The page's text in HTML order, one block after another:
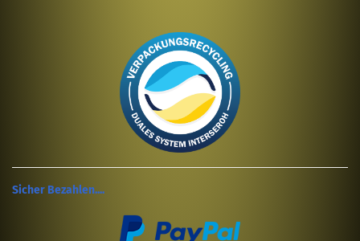
Sicher Bezahlen....